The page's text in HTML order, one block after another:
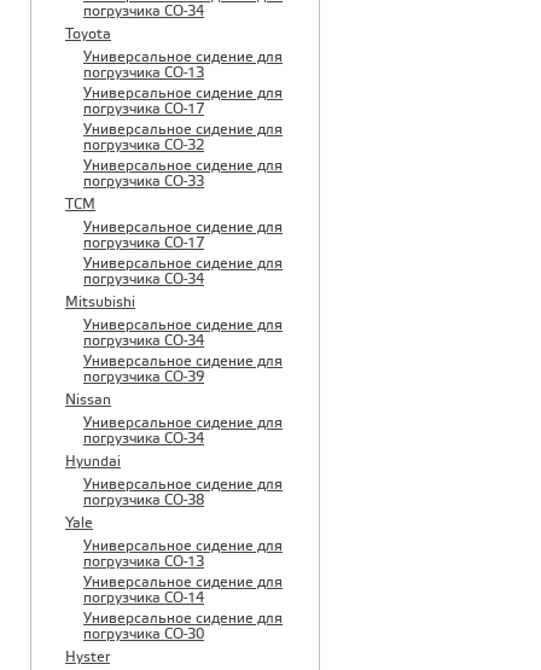
погрузчика CO-34
Toyota
Универсальное сидение для
погрузчика CO-13
Универсальное сидение для
погрузчика CO-17
Универсальное сидение для
погрузчика CO-32
Универсальное сидение для
погрузчика CO-33
TCM
Универсальное сидение для
погрузчика CO-17
Универсальное сидение для
погрузчика CO-34
Mitsubishi
Универсальное сидение для
погрузчика CO-34
Универсальное сидение для
погрузчика CO-39
Nissan
Универсальное сидение для
погрузчика CO-34
Hyundai
Универсальное сидение для
погрузчика CO-38
Yale
Универсальное сидение для
погрузчика CO-13
Универсальное сидение для
погрузчика CO-14
Универсальное сидение для
погрузчика CO-30
Hyster